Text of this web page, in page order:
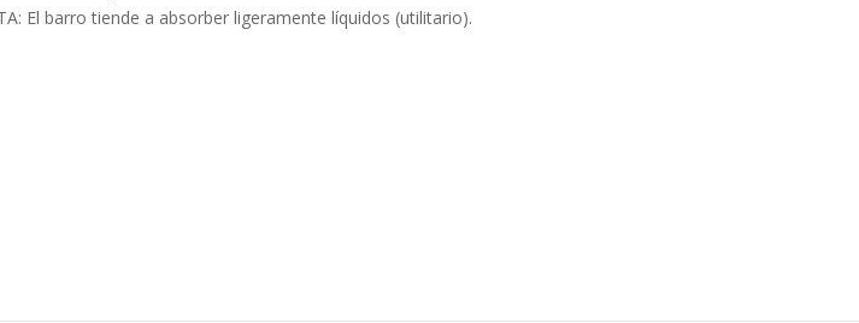
El barro tiende a absorber ligeramente líquidos (utilitario).